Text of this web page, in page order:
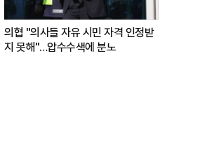
의협 "의사들 자유 시민 자격 인정받
지 못해"…압수수색에 분노